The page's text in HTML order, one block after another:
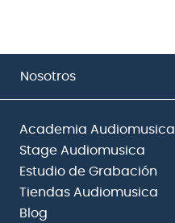
Nosotros
Academia Audiomusica
Stage Audiomusica
Estudio de Grabación
Tiendas Audiomusica
Blog